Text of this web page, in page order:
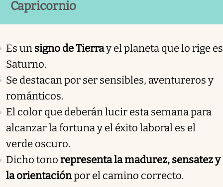
Capricornio
Es un signo de Tierray el planeta que lo rige es
Saturno.
Se destacan por ser sensibles, aventureros y
románticos.
El color que deberán lucir esta semana para
alcanzar la fortuna y el éxito laboral es el
verde oscuro.
Dicho tono representa la madurez, sensatez y
la orientaciónpor el camino correcto.